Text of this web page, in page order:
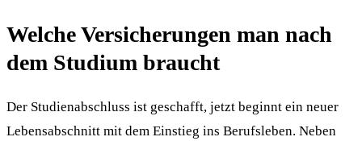
Welche Versicherungen man nach
dem Studium braucht
Der Studienabschluss ist geschafft, jetzt beginnt ein neuer
Lebensabschnitt mit dem Einstieg ins Berufsleben. Neben